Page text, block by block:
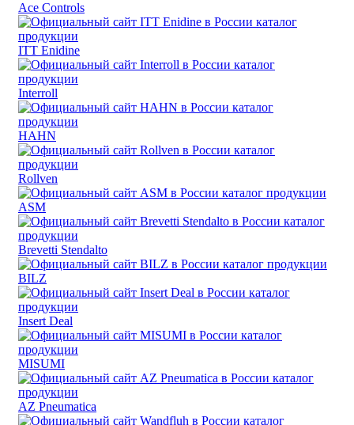
Ace Controls
ITT Enidine
Interroll
HAHN
Rollven
ASM
Brevetti Stendalto
BILZ
Insert Deal
MISUMI
AZ Pneumatica